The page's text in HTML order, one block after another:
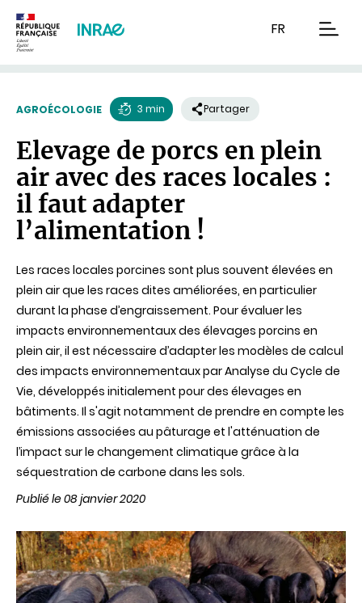
FR
AGROÉCOLOGIE
de
lecture
3 min Partager
Elevage de porcs en plein
air avec des races locales :
il faut adapter
l’alimentation !
Les races locales porcines sont plus souvent élevées en
plein air que les races dites améliorées, en particulier
durant la phase d’engraissement. Pour évaluer les
impacts environnementaux des élevages porcins en
plein air, il est nécessaire d’adapter les modèles de calcul
des impacts environnementaux par Analyse du Cycle de
Vie, développés initialement pour des élevages en
bâtiments. Il s'agit notamment de prendre en compte les
émissions associées au pâturage et l'atténuation de
l’impact sur le changement climatique grâce à la
séquestration de carbone dans les sols.
Publié le 08 janvier 2020